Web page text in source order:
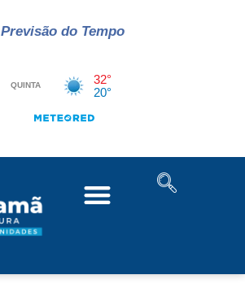
Previsão do Tempo